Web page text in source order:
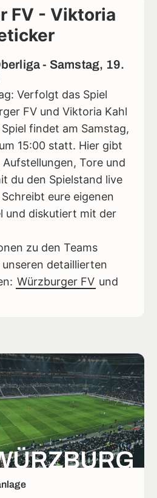
FV - Viktoria
- Samstag, 19.
Verfolgt das Spiel
FV und Viktoria Kahl
findet am Samstag,
15:00 statt. Hier gibt
Tore und
du den Spielstand live
eure eigenen
und diskutiert mit der
zu den Teams
detaillierten
Würzburger FV und